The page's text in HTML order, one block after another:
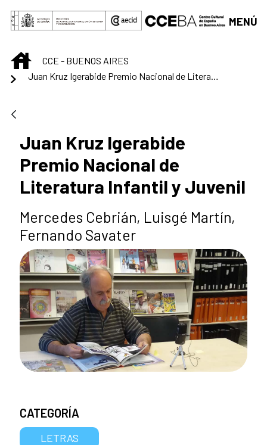
Saltar al contenido principal
MENÚ
INICIOCCE - BUENOS AIRES
Juan Kruz Igerabide Premio Nacional de Literatura Infantil y Juvenil
Juan Kruz Igerabide
Premio Nacional de
Literatura Infantil y Juvenil
Mercedes Cebrián, Luisgé Martín,
Fernando Savater
CATEGORÍA
LETRAS